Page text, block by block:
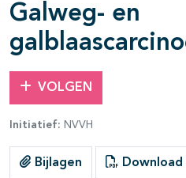
Galweg- en
VOLGEN
Initiatief: NVVH
Bijlagen